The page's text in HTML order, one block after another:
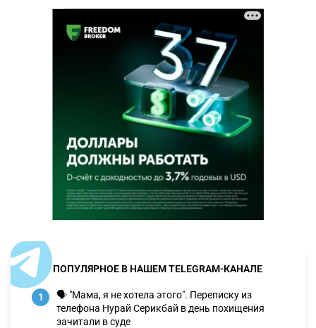
ПОПУЛЯРНОЕ В НАШЕМ TELEGRAM-КАНАЛЕ
1
🗣 "Мама, я не хотела этого". Переписку из
телефона Нурай Серикбай в день похищения
зачитали в суде